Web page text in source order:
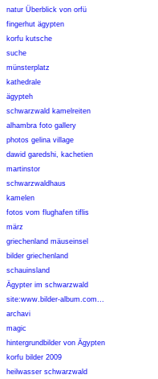
natur Überblick von orfü
fingerhut ägypten
korfu kutsche
suche
münsterplatz
kathedrale
ägypteh
schwarzwald kamelreiten
alhambra foto gallery
photos gelina village
dawid garedshi, kachetien
martinstor
schwarzwaldhaus
kamelen
fotos vom flughafen tiflis
märz
griechenland mäuseinsel
bilder griechenland
schauinsland
Ägypter im schwarzwald
site:www.bilder-album.com...
archavi
magic
hintergrundbilder von Ägypten
korfu bilder 2009
heilwasser schwarzwald